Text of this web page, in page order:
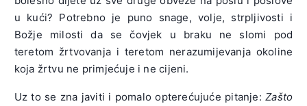
u kući? Potrebno je puno snage, volje, strpljivosti i
Božje milosti da se čovjek u braku ne slomi pod
teretom žrtvovanja i teretom nerazumijevanja okoline
koja žrtvu ne primjećuje i ne cijeni.
Uz to se zna javiti i pomalo opterećujuće pitanje:Zašto